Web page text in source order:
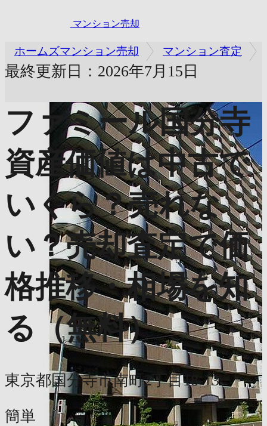
マンション売却
ホームズマンション売却 マンション査定
最終更新日：2026年7月15日
ファミール国分寺
資産価値は中古で
いくら？売れな
い？売却査定で価
格推移・相場を知
る（無料）
東京都国分寺市南町2丁目18-13
簡単